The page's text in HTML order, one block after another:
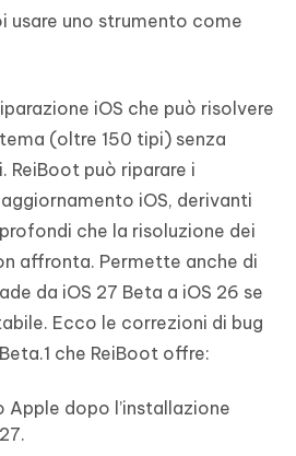
usare uno strumento come
iOS che può risolvere
(oltre 150 tipi) senza
ReiBoot può riparare i
iOS, derivanti
che la risoluzione dei
affronta. Permette anche di
da iOS 27 Beta a iOS 26 se
Ecco le correzioni di bug
che ReiBoot offre:
dopo l’installazione